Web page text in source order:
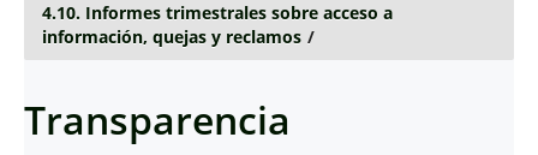
4.10. Informes trimestrales sobre acceso a
información, quejas y reclamos /
Transparencia